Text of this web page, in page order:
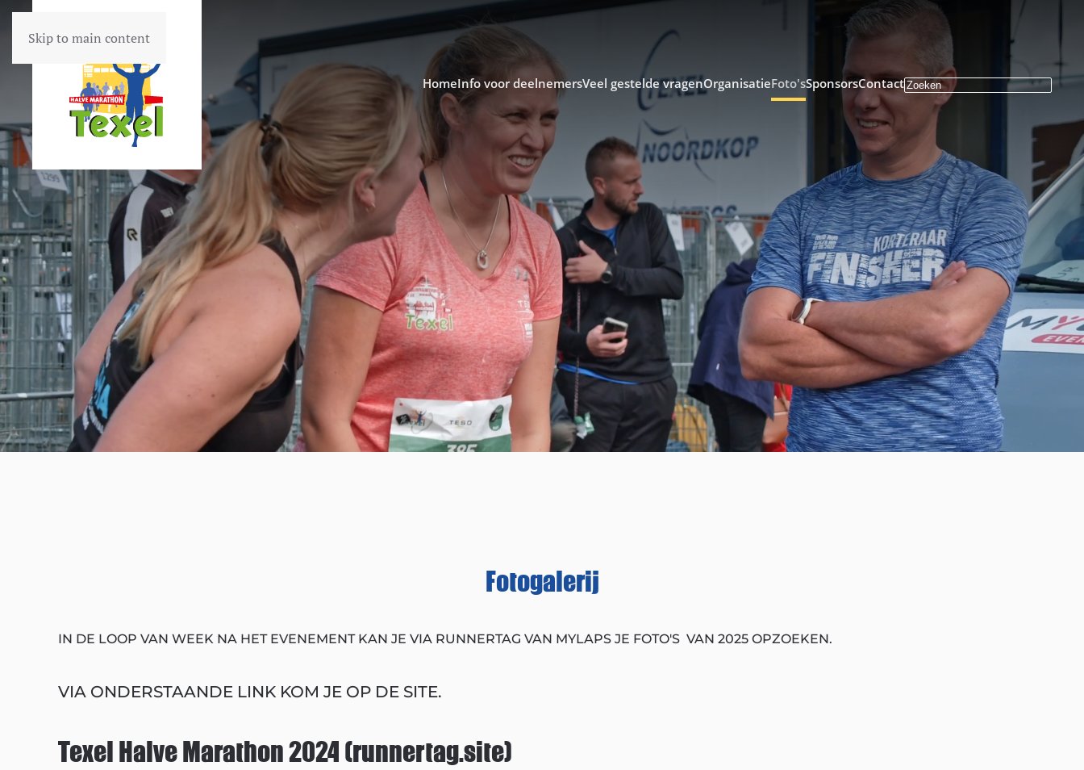
Skip to main content
HomeInfo voor deelnemersVeel gestelde vragenOrganisatieFoto'sSponsorsContact
Fotogalerij
IN DE LOOP VAN WEEK NA HET EVENEMENT KAN JE VIA RUNNERTAG VAN MYLAPS JE FOTO'S VAN 2025 OPZOEKEN.
VIA ONDERSTAANDE LINK KOM JE OP DE SITE.
Texel Halve Marathon 2024 (runnertag.site)